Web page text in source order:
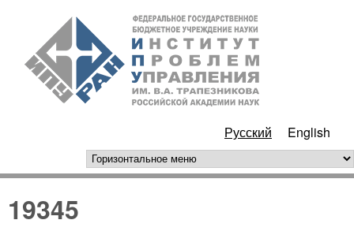
Перейти к основному
содержанию
РАН
Русский English
горизонтальное меню
19345